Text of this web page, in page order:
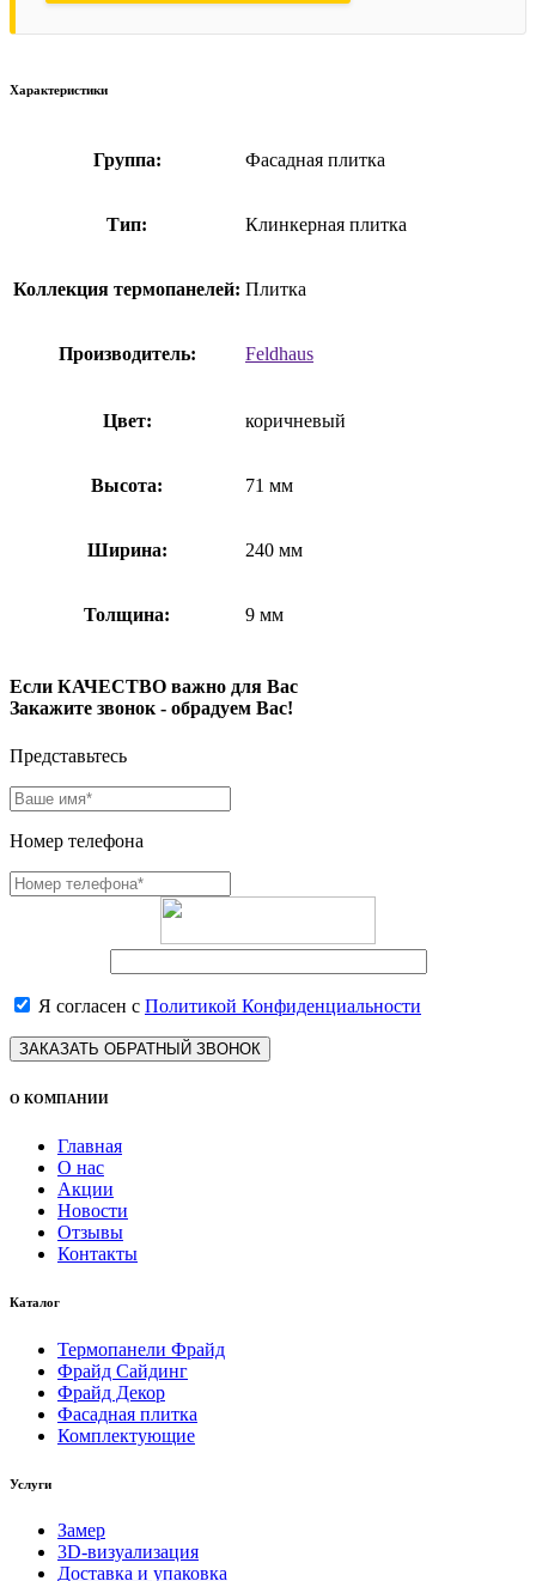
Характеристики
Группа: Фасадная плитка
Тип: Клинкерная плитка
Коллекция термопанелей: Плитка
Производитель: Feldhaus
Цвет: коричневый
Высота: 71 мм
Ширина: 240 мм
Толщина: 9 мм
Если КАЧЕСТВО важно для Вас
Закажите звонок - обрадуем Вас!
Представьтесь
Номер телефона
Я согласен с Политикой Конфиденциальности
ЗАКАЗАТЬ ОБРАТНЫЙ ЗВОНОК
О КОМПАНИИ
Главная
О нас
Акции
Новости
Отзывы
Контакты
Каталог
Термопанели Фрайд
Фрайд Сайдинг
Фрайд Декор
Фасадная плитка
Комплектующие
Услуги
Замер
3D-визуализация
Доставка и упаковка